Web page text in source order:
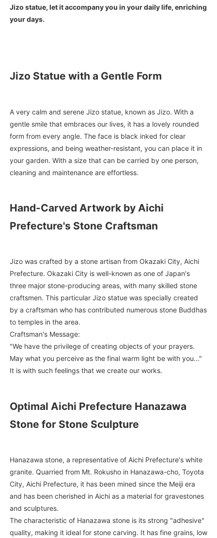
Jizo statue, let it accompany you in your daily life, enriching
your days.
Jizo Statue with a Gentle Form
A very calm and serene Jizo statue, known as Jizo. With a
gentle smile that embraces our lives, it has a lovely rounded
form from every angle. The face is black inked for clear
expressions, and being weather-resistant, you can place it in
your garden. With a size that can be carried by one person,
cleaning and maintenance are effortless.
Hand-Carved Artwork by Aichi
Prefecture's Stone Craftsman
Jizo was crafted by a stone artisan from Okazaki City, Aichi
Prefecture. Okazaki City is well-known as one of Japan's
three major stone-producing areas, with many skilled stone
craftsmen. This particular Jizo statue was specially created
by a craftsman who has contributed numerous stone Buddhas
to temples in the area.
Craftsman's Message:
"We have the privilege of creating objects of your prayers.
May what you perceive as the final warm light be with you..."
It is with such feelings that we create our works.
Optimal Aichi Prefecture Hanazawa
Stone for Stone Sculpture
Hanazawa stone, a representative of Aichi Prefecture's white
granite. Quarried from Mt. Rokusho in Hanazawa-cho, Toyota
City, Aichi Prefecture, it has been mined since the Meiji era
and has been cherished in Aichi as a material for gravestones
and sculptures.
The characteristic of Hanazawa stone is its strong "adhesive"
quality, making it ideal for stone carving. It has fine grains, low